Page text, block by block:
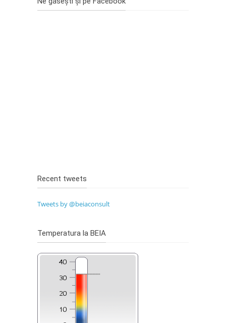
Recent tweets
Tweets by @beiaconsult
Temperatura la BEIA